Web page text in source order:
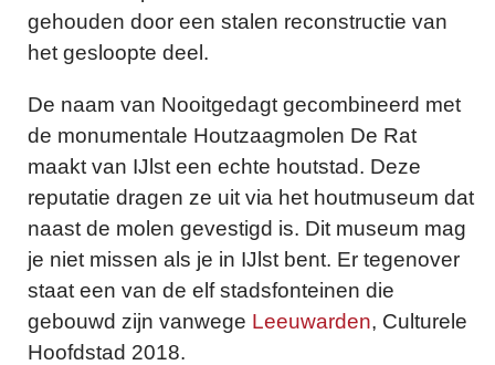
gehouden door een stalen reconstructie van
het gesloopte deel.
De naam van Nooitgedagt gecombineerd met
de monumentale Houtzaagmolen De Rat
maakt van IJlst een echte houtstad. Deze
reputatie dragen ze uit via het houtmuseum dat
naast de molen gevestigd is. Dit museum mag
je niet missen als je in IJlst bent. Er tegenover
staat een van de elf stadsfonteinen die
gebouwd zijn vanwege Leeuwarden, Culturele
Hoofdstad 2018.